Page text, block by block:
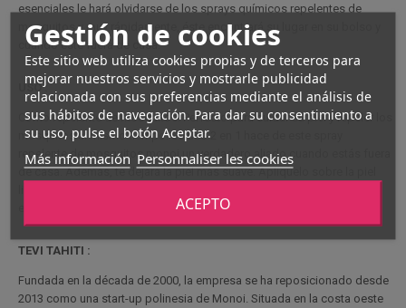
Gestión de cookies
Este sitio web utiliza cookies propias y de terceros para
mejorar nuestros servicios y mostrarle publicidad
relacionada con sus preferencias mediante el análisis de
sus hábitos de navegación. Para dar su consentimiento a
su uso, pulse el botón Aceptar.
Más información Personnaliser les cookies
ACEPTO
esenciales le hará olvidarse de los sprays químicos repelentes de
mosquitos y muy rápidamente, éste encontrará su lugar en su bolso y
cuando esté fuera de casa.
USO :
Como repelente de mosquitos: Perfecto para cuidar su piel y repeler los
mosquitos al mismo tiempo. Su uso 2 en 1 hace de este spray
repelente de mosquitos monoi un verdadero aliado cuando estás fuera
de casa. Además, te dejará la piel más suave. Aplíquelo sobre la piel
extienda su acción repelente natural durante toda la salida.
TEVI TAHITI :
Fundada en la década de 2000, la empresa se ha reposicionado desde
2013 como una start-up polinesia de Monoi. Situada en la costa oeste